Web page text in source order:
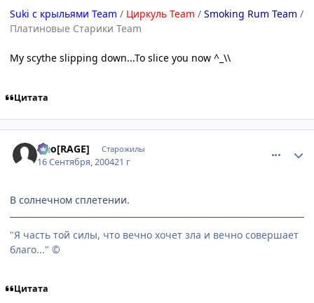
Suki с крыльями Team / Циркуль Team / Smoking Rum Team /
Платиновые Старики Team
My scythe slipping down...To slice you now ^_\\
Цитата
Neo[RAGE] Старожилы
16 Сентября, 200421 г
В солнечном сплетении.
"Я часть той силы, что вечно хочет зла и вечно совершает
благо..." ©
Цитата